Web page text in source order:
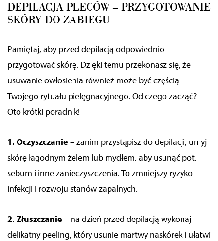
DEPILACJA PLECÓW – PRZYGOTOWANIE
SKÓRY DO ZABIEGU
Pamiętaj, aby przed depilacją odpowiednio
przygotować skórę. Dzięki temu przekonasz się, że
usuwanie owłosienia również może być częścią
Twojego rytuału pielęgnacyjnego. Od czego zacząć?
Oto krótki poradnik!
1. Oczyszczanie – zanim przystąpisz do depilacji, umyj
skórę łagodnym żelem lub mydłem, aby usunąć pot,
sebum i inne zanieczyszczenia. To zmniejszy ryzyko
infekcji i rozwoju stanów zapalnych.
2. Złuszczanie – na dzień przed depilacją wykonaj
delikatny peeling, który usunie martwy naskórek i ułatwi